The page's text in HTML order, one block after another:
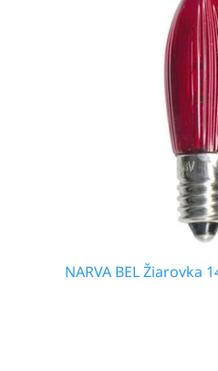
NARVA BEL Žiarovka